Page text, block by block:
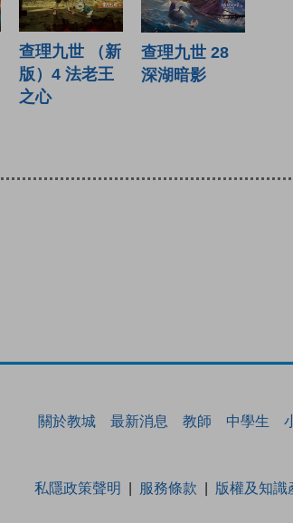
查理九世 （新
版）4 法老王
之心
查理九世 28
深湖暗影
關於教城 最新消息 教師 中學生
私隱政策聲明 服務條款 版權及知識